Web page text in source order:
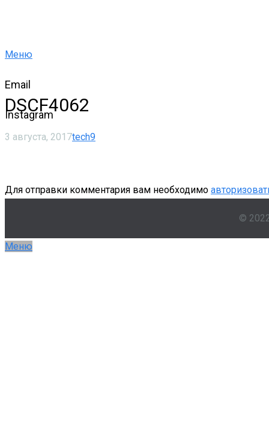
Меню
Email
Instagram
DSCF4062
3 августа, 2017tech9
Для отправки комментария вам необходимо
©
Меню